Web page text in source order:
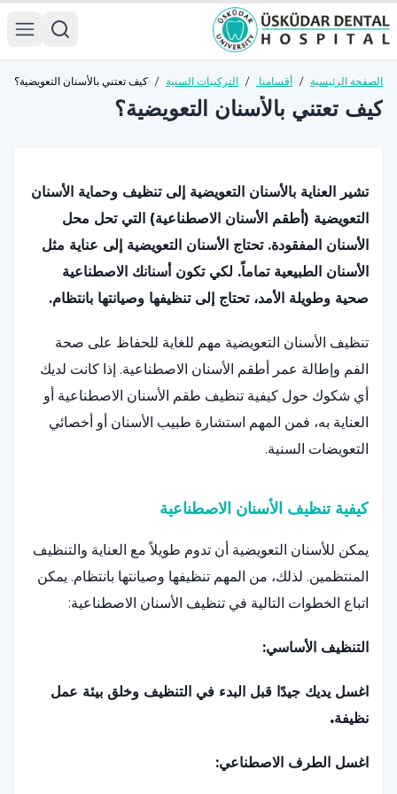
الصفحة الرئيسية / أقسامنا. / التركيبات السنية / كيف تعتني بالأسنان التعويضية؟
كيف تعتني بالأسنان التعويضية؟
تشير العناية بالأسنان التعويضية إلى تنظيف وحماية الأسنان
التعويضية (أطقم الأسنان الاصطناعية) التي تحل محل
الأسنان المفقودة. تحتاج الأسنان التعويضية إلى عناية مثل
الأسنان الطبيعية تماماً. لكي تكون أسنانك الاصطناعية
صحية وطويلة الأمد، تحتاج إلى تنظيفها وصيانتها بانتظام.
تنظيف الأسنان التعويضية مهم للغاية للحفاظ على صحة
الفم وإطالة عمر أطقم الأسنان الاصطناعية. إذا كانت لديك
أي شكوك حول كيفية تنظيف طقم الأسنان الاصطناعية أو
العناية به، فمن المهم استشارة طبيب الأسنان أو أخصائي
التعويضات السنية.
كيفية تنظيف الأسنان الاصطناعية
يمكن للأسنان التعويضية أن تدوم طويلاً مع العناية والتنظيف
المنتظمين. لذلك، من المهم تنظيفها وصيانتها بانتظام. يمكن
اتباع الخطوات التالية في تنظيف الأسنان الاصطناعية:
التنظيف الأساسي:
اغسل يديك جيدًا قبل البدء في التنظيف وخلق بيئة عمل
نظيفة.
اغسل الطرف الاصطناعي: